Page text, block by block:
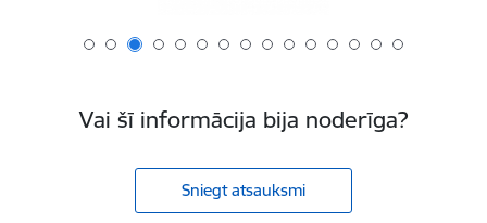
Vai šī informācija bija noderīga?
Sniegt atsauksmi